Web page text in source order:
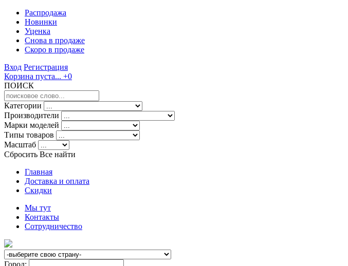
Распродажа
Новинки
Уценка
Снова в продаже
Скоро в продаже
Вход Регистрация
Корзина пуста... +0
ПОИСК
Категории
Производители
Марки моделей
Типы товаров
Масштаб
Сбросить Все найти
Главная
Доставка и оплата
Скидки
Мы тут
Контакты
Сотрудничество
Город: